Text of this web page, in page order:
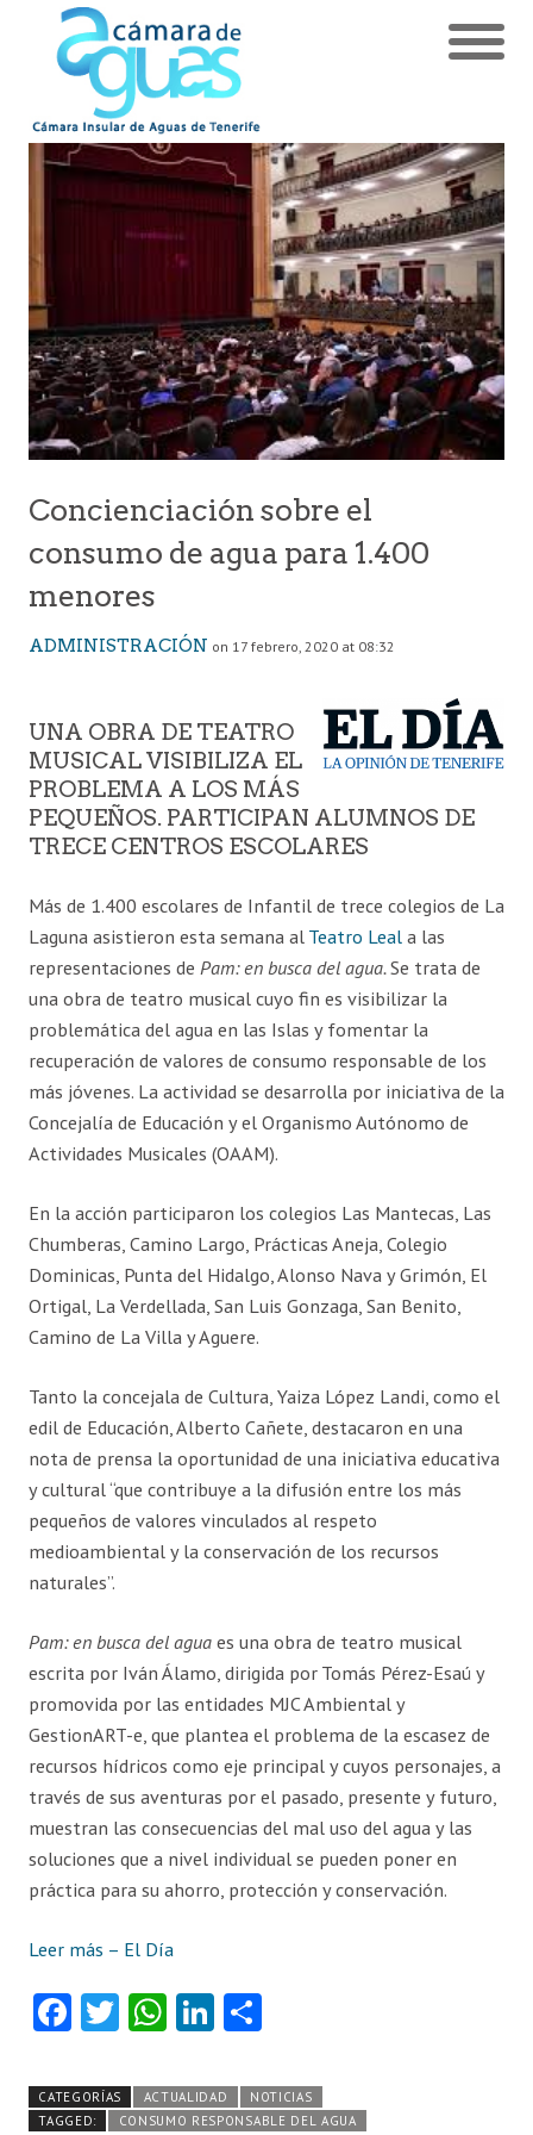
Concienciación sobre el
consumo de agua para 1.400
menores
ADMINISTRACIÓN on 17 febrero, 2020 at 08:32
UNA OBRA DE TEATRO
MUSICAL VISIBILIZA EL
PROBLEMA A LOS MÁS
PEQUEÑOS. PARTICIPAN ALUMNOS DE
TRECE CENTROS ESCOLARES
Más de 1.400 escolares de Infantil de trece colegios de La
Laguna asistieron esta semana alTeatro Leala las
representaciones de Pam: en busca del agua.Se trata de
una obra de teatro musical cuyo fin es visibilizar la
problemática del agua en las Islas y fomentar la
recuperación de valores de consumo responsable de los
más jóvenes. La actividad se desarrolla por iniciativa de la
Concejalía de Educación y el Organismo Autónomo de
Actividades Musicales (OAAM).
En la acción participaron los colegios Las Mantecas, Las
Chumberas, Camino Largo, Prácticas Aneja, Colegio
Dominicas, Punta del Hidalgo, Alonso Nava y Grimón, El
Ortigal, La Verdellada, San Luis Gonzaga, San Benito,
Camino de La Villa y Aguere.
Tanto la concejala de Cultura, Yaiza López Landi, como el
edil de Educación, Alberto Cañete, destacaron en una
nota de prensa la oportunidad de una iniciativa educativa
y cultural “que contribuye a la difusión entre los más
pequeños de valores vinculados al respeto
medioambiental y la conservación de los recursos
naturales”.
Pam: en busca del aguaes una obra de teatro musical
escrita por Iván Álamo, dirigida por Tomás Pérez-Esaú y
promovida por las entidades MJC Ambiental y
GestionART-e, que plantea el problema de la escasez de
recursos hídricos como eje principal y cuyos personajes, a
través de sus aventuras por el pasado, presente y futuro,
muestran las consecuencias del mal uso del agua y las
soluciones que a nivel individual se pueden poner en
práctica para su ahorro, protección y conservación.
Leer más – El Día
Fa
b
T
itt
W
ts
Li
e m
CATEGORÍAS ACTUALIDAD
NOTICIAS
TAGGED:
CONSUMO RESPONSABLE DEL AGUA